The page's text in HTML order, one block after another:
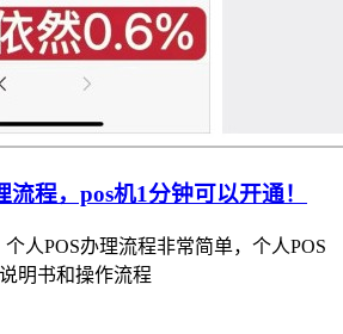
流程，pos机1分钟可以开通！
人POS办理流程非常简单，个人POS
明书和操作流程